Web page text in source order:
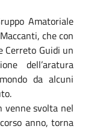
Amatoriale
che con
Cerreto Guidi un
dell’aratura
da alcuni
venne svolta nel
anno, torna